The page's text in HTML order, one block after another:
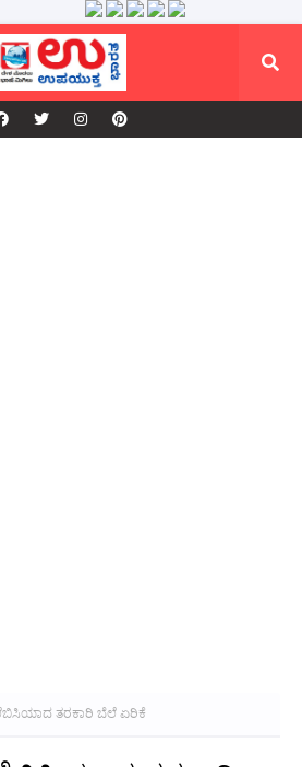
ತರಕಾರಿ ಬೆಲೆ ಏರಿಕೆ